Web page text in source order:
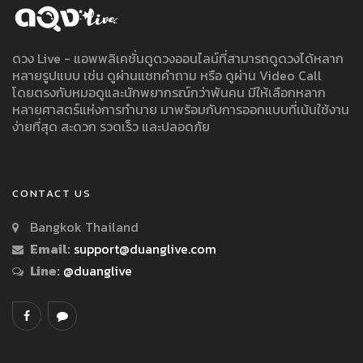
ดวง Live - แอพพลิเคชั่นดูดวงออนไลน์ที่สามารถดูดวงได้หลาก
หลายรูปแบบ เช่น ดูผ่านแชทคำถาม หรือ ดูผ่าน Video Call
โดยตรงกับหมอดูและนักพยากรณ์กว่าพันคน มีให้เลือกหลาก
หลายศาสตร์แห่งการทำนาย มาพร้อมกับการออกแบบที่เน้นใช้งาน
ง่ายที่สุด สะดวก รวดเร็ว และปลอดภัย
CONTACT US
Bangkok Thailand
Email: support@duanglive.com
Line: @duanglive